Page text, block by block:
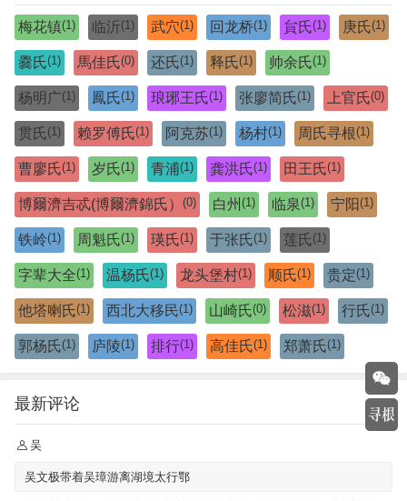
梅花镇(1) 临沂(1) 武穴(1) 回龙桥(1) 貟氏(1) 庚氏(1)
爨氏(1) 馬佳氏(0) 还氏(1) 释氏(1) 帅余氏(1)
杨明广(1) 鳳氏(1) 琅琊王氏(1) 张廖简氏(1) 上官氏(0)
贯氏 (1) 赖罗傅氏(1) 阿克苏(1) 杨村(1) 周氏寻根(1)
曹廖氏(1) 岁氏(1) 青浦(1) 龚洪氏(1) 田王氏(1)
博爾濟吉忒(博爾濟錦氏） (0) 白州 (1) 临泉(1) 宁阳 (1)
铁岭(1) 周魁氏(1) 瑛氏(1) 于张氏(1) 莲氏 (1)
字辈大全(1) 温杨氏(1) 龙头堡村(1) 顺氏(1) 贵定 (1)
他塔喇氏(1) 西北大移民(1) 山崎氏(0) 松滋(1) 行氏(1)
郭杨氏(1) 庐陵(1) 排行(1) 高佳氏(1) 郑萧氏(1)
最新评论
吴
吴文极带着吴璋游离湖境太行鄂